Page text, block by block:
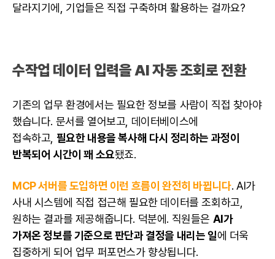
달라지기에, 기업들은 직접 구축하며 활용하는 걸까요?
수작업 데이터 입력을 AI 자동 조회로 전환
기존의 업무 환경에서는 필요한 정보를 사람이 직접 찾아야
했습니다. 문서를 열어보고, 데이터베이스에
접속하고, 필요한 내용을 복사해 다시 정리하는 과정이
반복되어 시간이 꽤 소요됐죠.
MCP 서버를 도입하면 이런 흐름이 완전히 바뀝니다. AI가
사내 시스템에 직접 접근해 필요한 데이터를 조회하고,
원하는 결과를 제공해줍니다. 덕분에. 직원들은 AI가
가져온 정보를 기준으로 판단과 결정을 내리는 일에 더욱
집중하게 되어 업무 퍼포먼스가 향상됩니다.